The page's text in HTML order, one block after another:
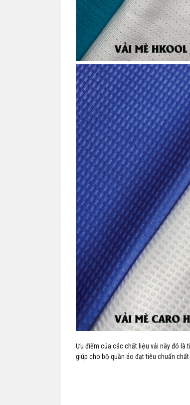
Ưu điểm của các chất liệu vải này đó là
giúp cho bộ quần áo đạt tiêu chuẩn